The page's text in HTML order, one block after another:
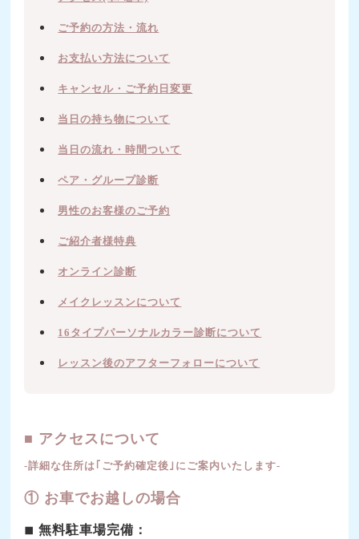
ご予約の方法・流れ
お支払い方法について
キャンセル・ご予約日変更
当日の持ち物について
当日の流れ・時間ついて
ペア・グループ診断
男性のお客様のご予約
ご紹介者様特典
オンライン診断
メイクレッスンについて
16タイプパーソナルカラー診断について
レッスン後のアフターフォローについて
■ アクセスについて
‐詳細な住所は｢ご予約確定後｣にご案内いたします‐
① お車でお越しの場合
◾︎ 無料駐車場完備：